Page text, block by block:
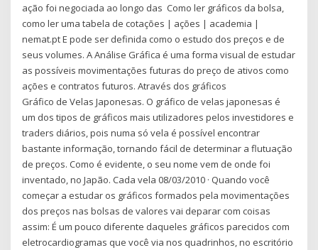
ação foi negociada ao longo das Como ler gráficos da bolsa,
como ler uma tabela de cotações | ações | academia |
nemat.pt E pode ser definida como o estudo dos preços e de
seus volumes. A Análise Gráfica é uma forma visual de estudar
as possíveis movimentações futuras do preço de ativos como
ações e contratos futuros. Através dos gráficos
Gráfico de Velas Japonesas. O gráfico de velas japonesas é
um dos tipos de gráficos mais utilizadores pelos investidores e
traders diários, pois numa só vela é possível encontrar
bastante informação, tornando fácil de determinar a flutuação
de preços. Como é evidente, o seu nome vem de onde foi
inventado, no Japão. Cada vela 08/03/2010 · Quando você
começar a estudar os gráficos formados pela movimentações
dos preços nas bolsas de valores vai deparar com coisas
assim: É um pouco diferente daqueles gráficos parecidos com
eletrocardiogramas que você via nos quadrinhos, no escritório